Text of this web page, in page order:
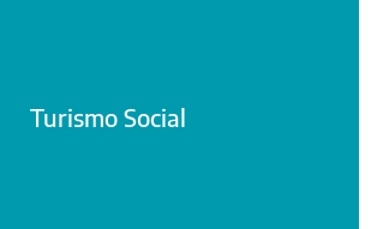
Turismo Social